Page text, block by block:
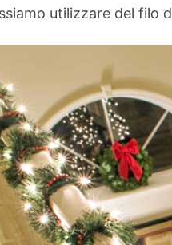
utilizzare del filo